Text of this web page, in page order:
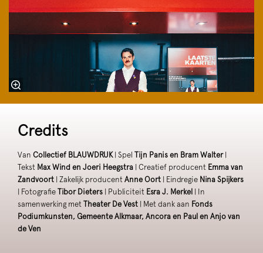
Credits
Van Collectief BLAUWDRUK | Spel Tijn Panis en Bram Walter|
Tekst Max Wind en Joeri Heegstra | Creatief producent Emma van
Zandvoort | Zakelijk producent Anne Oort | Eindregie Nina Spijkers
| Fotografie Tibor Dieters | Publiciteit Esra J. Merkel
| In
samenwerking met Theater De Vest | Met dank aan Fonds
Podiumkunsten, Gemeente Alkmaar, Ancora en Paul en Anjo van
de Ven